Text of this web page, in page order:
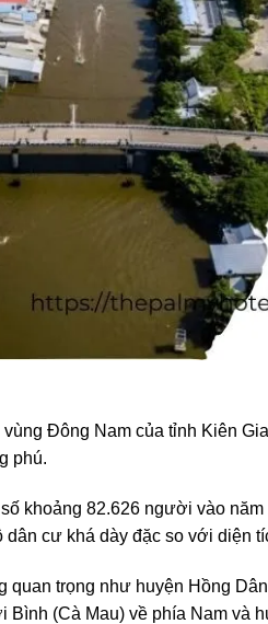
Đông Nam của tỉnh Kiên
phú.
khoảng 82.626 người vào
dân cư khá dày đặc so với diện
quan trọng như huyện Hồng
(Cà Mau) về phía Nam và